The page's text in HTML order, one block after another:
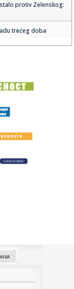
protiv Zelenskog:
trećeg doba
je provocirao Srbe
Partizana sele se u
na Kosmaj
od 275 miliona
poznatih lica